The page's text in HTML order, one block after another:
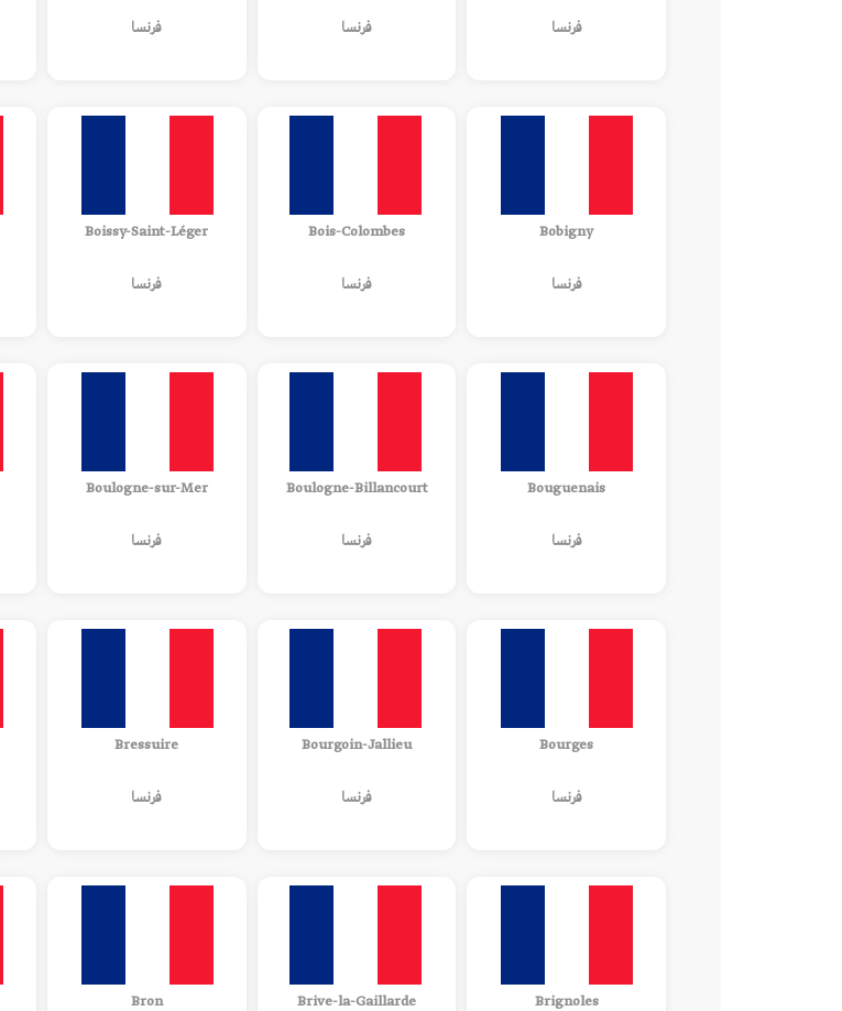
فرنسا فرنسا فرنسا
Bobigny
فرنسا
Bois-Colombes
فرنسا
Boissy-Saint-Léger
فرنسا
Bouguenais
فرنسا
Boulogne-Billancourt
فرنسا
Boulogne-sur-Mer
فرنسا
Bourges
فرنسا
Bourgoin-Jallieu
فرنسا
Bressuire
فرنسا
Brignoles
Brive-la-Gaillarde
Bron